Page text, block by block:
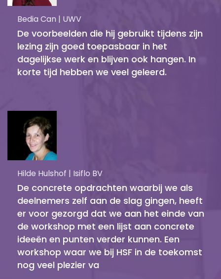
Bedia Can | UWV
De voorbeelden die hij gebruikt tijdens zijn
lezing zijn goed toepasbaar in het
dagelijkse werk en blijven ook hangen. In
korte tijd hebben we veel geleerd.
Hilde Hulshof | Isiflo BV
De concrete opdrachten waarbij we als
deelnemers zelf aan de slag gingen, heeft
er voor gezorgd dat we aan het einde van
de workshop met een lijst aan concrete
ideeën en punten verder kunnen. Een
workshop waar we bij HSF in de toekomst
nog veel plezier va